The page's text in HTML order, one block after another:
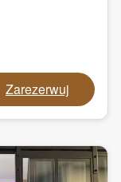
Zarezerwuj